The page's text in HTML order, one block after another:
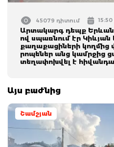
45079 դիտում
Արտակարգ դեպք
ով սպառնում էր
քաղաքացիների կողմից
րոպեներ անց կամրջից
տեղափոխվել է
Այս բաժնից
Շամշյան